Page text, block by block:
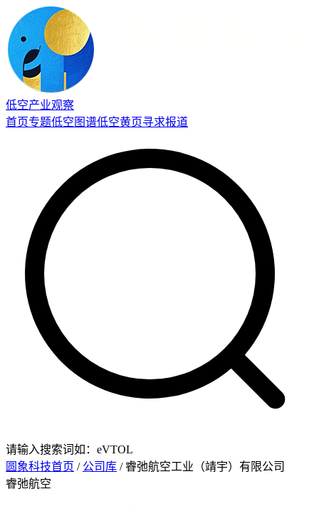
低空产业观察
首页专题低空图谱低空黄页寻求报道
请输入搜索词如：eVTOL
圆象科技首页 / 公司库 / 睿弛航空工业（靖宇）有限公司
睿弛航空